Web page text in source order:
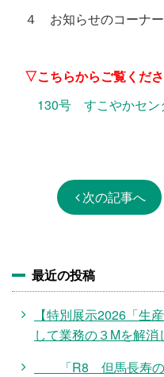
４ お知らせのコーナー
▽こちらからご覧くだ
130号 すこやかセン
次の記事へ
最近の投稿
【特別展示2026「生
して業務の３Mを解消
「R8 但馬長寿の